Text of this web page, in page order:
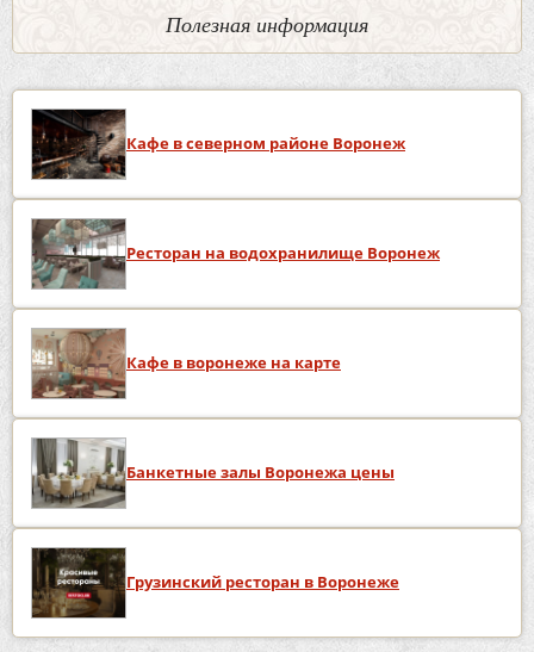
Полезная информация
Кафе в северном районе Воронеж
Ресторан на водохранилище Воронеж
Кафе в воронеже на карте
Банкетные залы Воронежа цены
Грузинский ресторан в Воронеже